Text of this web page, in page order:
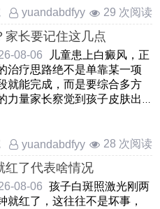
yuandabdfyy 29 次阅读
家长要记住这几点
08-06
儿童患上白癜风，正
治疗思路绝不是单靠某一项
就能完成，而是要综合多方
力量家长察觉到孩子皮肤出
yuandabdfyy 28 次阅读
红了代表啥情况
08-06 孩子白斑照激光刚两
就红了，这往往不是坏事，